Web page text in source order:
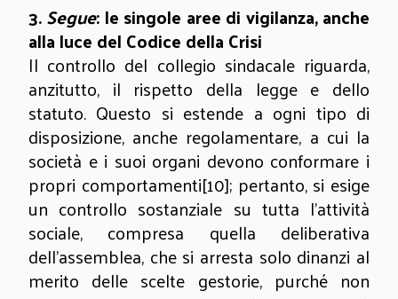
3.Segue: le singole aree di vigilanza, anche
alla luce del Codice della Crisi
Il controllo del collegio sindacale riguarda,
anzitutto, il rispetto della legge e dello
statuto. Questo si estende a ogni tipo di
disposizione, anche regolamentare, a cui la
società e i suoi organi devono conformare i
propri comportamenti[10]; pertanto, si esige
un controllo sostanziale su tutta l’attività
sociale, compresa quella deliberativa
dell’assemblea, che si arresta solo dinanzi al
merito delle scelte gestorie, purché non